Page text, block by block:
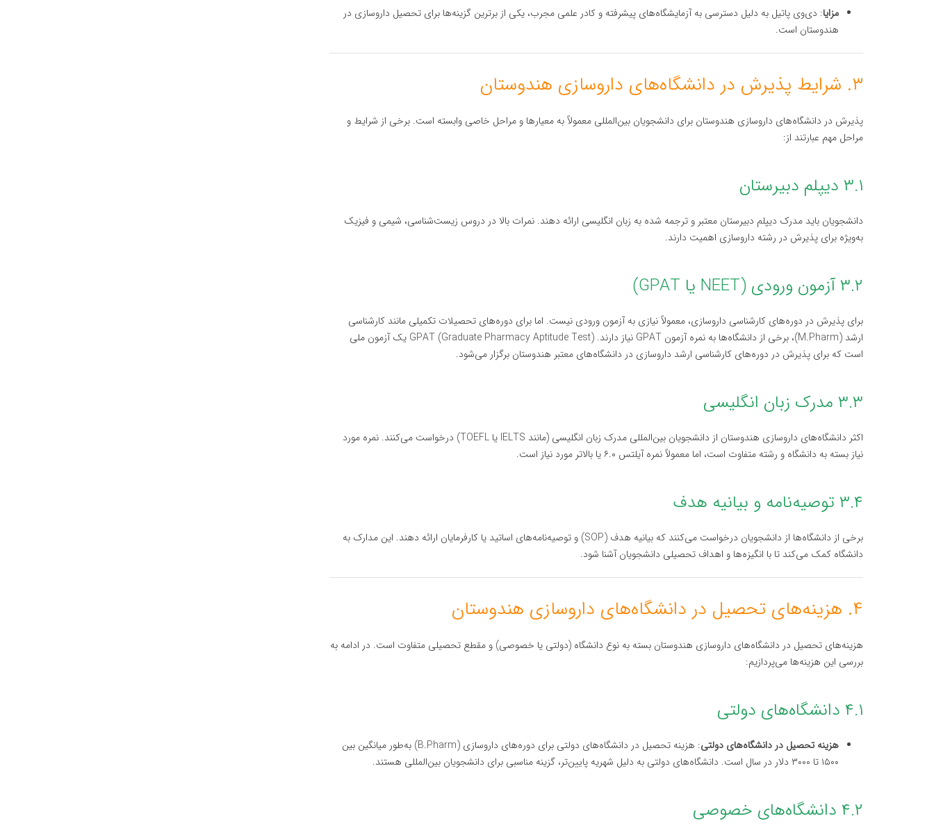
مزایا: دی‌وی پاتیل به دلیل دسترسی به آزمایشگاه‌های پیشرفته و کادر علمی مجرب، یکی از برترین گزینه‌ها برای تحصیل داروسازی در
هندوستان است.
۳. شرایط پذیرش در دانشگاه‌های داروسازی هندوستان
پذیرش در دانشگاه‌های داروسازی هندوستان برای دانشجویان بین‌المللی معمولاً به معیارها و مراحل خاصی وابسته است. برخی از شرایط و
مراحل مهم عبارتند از:
۳.۱ دیپلم دبیرستان
دانشجویان باید مدرک دیپلم دبیرستان معتبر و ترجمه شده به زبان انگلیسی ارائه دهند. نمرات بالا در دروس زیست‌شناسی، شیمی و فیزیک
به‌ویژه برای پذیرش در رشته داروسازی اهمیت دارند.
۳.۲ آزمون ورودی (NEET یا GPAT)
برای پذیرش در دوره‌های کارشناسی داروسازی، معمولاً نیازی به آزمون ورودی نیست. اما برای دوره‌های تحصیلات تکمیلی مانند کارشناسی
ارشد (M.Pharm)، برخی از دانشگاه‌ها به نمره آزمون GPAT نیاز دارند. GPAT (Graduate Pharmacy Aptitude Test) یک آزمون ملی
است که برای پذیرش در دوره‌های کارشناسی ارشد داروسازی در دانشگاه‌های معتبر هندوستان برگزار می‌شود.
۳.۳ مدرک زبان انگلیسی
اکثر دانشگاه‌های داروسازی هندوستان از دانشجویان بین‌المللی مدرک زبان انگلیسی (مانند IELTS یا TOEFL) درخواست می‌کنند. نمره مورد
نیاز بسته به دانشگاه و رشته متفاوت است، اما معمولاً نمره آیلتس ۶.۰ یا بالاتر مورد نیاز است.
۳.۴ توصیه‌نامه و بیانیه هدف
برخی از دانشگاه‌ها از دانشجویان درخواست می‌کنند که بیانیه هدف (SOP) و توصیه‌نامه‌های اساتید یا کارفرمایان ارائه دهند. این مدارک به
دانشگاه کمک می‌کند تا با انگیزه‌ها و اهداف تحصیلی دانشجویان آشنا شود.
۴. هزینه‌های تحصیل در دانشگاه‌های داروسازی هندوستان
هزینه‌های تحصیل در دانشگاه‌های داروسازی هندوستان بسته به نوع دانشگاه (دولتی یا خصوصی) و مقطع تحصیلی متفاوت است. در ادامه به
بررسی این هزینه‌ها می‌پردازیم:
۴.۱ دانشگاه‌های دولتی
هزینه تحصیل در دانشگاه‌های دولتی
: هزینه تحصیل در دانشگاه‌های دولتی برای دوره‌های داروسازی (B.Pharm) به‌طور میانگین بین
۱۵۰۰ تا ۳۰۰۰ دلار در سال است. دانشگاه‌های دولتی به دلیل شهریه پایین‌تر، گزینه مناسبی برای دانشجویان بین‌المللی هستند.
۴.۲ دانشگاه‌های خصوصی